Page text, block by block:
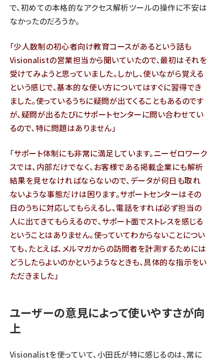
で、初めての本格的なアクセス解析ツールの操作に不安は
なかったのだろうか。
「少人数制の初心者向け教育コースがあるという話も
Visionalistの営業担当から聞いていたので、最初はそれを
受けてみようと思っていました。しかし、使いながら覚える
という感じで、基本的な使い方についてはすぐに習得でき
ました。使っているうちに疑問が出てくることもあるのです
が、疑問が出るたびにサポートセンターに問い合わせてい
るので、特に問題はありません」
「サポート体制にも非常に満足しています。ニーゼロワーク
スでは、内部だけでなく、お客様である掲載企業にも解析
結果を見せなければならないので、データが何日も取れ
ないような事態だけは困ります。サポートセンターはその
日のうちに対応してもらえるし、電話をすれば必ず担当の
人に出てきてもらえるので、サポート面でストレスを感じる
ということはありません。使っていてわからないことについ
ても、たとえば、メルマガからの訪問者を計測するためには
どうしたらよいのかというようなときも、具体的な指示をい
ただきました」
ユーザーの意見によって使いやすさが向
上
Visionalistを使っていて、小田氏が特に感じるのは、常に